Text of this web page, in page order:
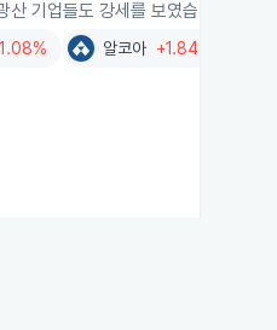
산 기업들도 강세를 보였습니다.
알코아 +1.84%